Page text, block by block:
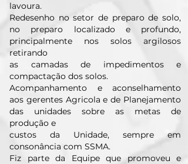
lavoura.
Redesenho no setor de preparo de solo,
no preparo localizado e profundo,
principalmente nos solos argilosos
retirando
as camadas de impedimentos e
compactação dos solos.
Acompanhamento e aconselhamento
aos gerentes Agricola e de Planejamento
das unidades sobre as metas de
produção e
custos da Unidade, sempre em
consonância com SSMA.
Fiz parte da Equipe que promoveu e